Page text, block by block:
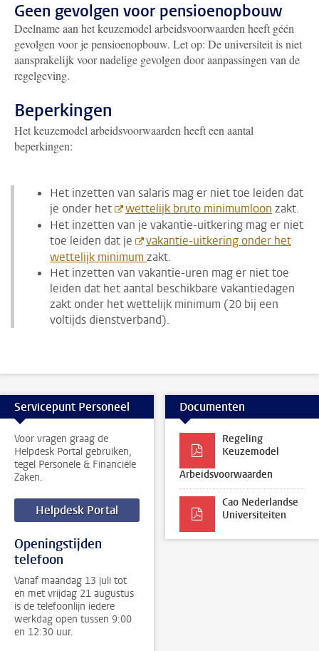
Geen gevolgen voor pensioenopbouw
Deelname aan het keuzemodel arbeidsvoorwaarden heeft géén
gevolgen voor je pensioenopbouw. Let op: De universiteit is niet
aansprakelijk voor nadelige gevolgen door aanpassingen van de
regelgeving.
Beperkingen
Het keuzemodel arbeidsvoorwaarden heeft een aantal
beperkingen:
Het inzetten van salaris mag er niet toe leiden dat
je onder het
wettelijk bruto minimumloon zakt.
Het inzetten van je vakantie-uitkering mag er niet
toe leiden dat je
vakantie-uitkering onder het
wettelijk minimum zakt.
Het inzetten van vakantie-uren mag er niet toe
leiden dat het aantal beschikbare vakantiedagen
zakt onder het wettelijk minimum (20 bij een
voltijds dienstverband).
Servicepunt Personeel
Voor vragen graag de
Helpdesk Portal gebruiken,
tegel Personele & Financiële
Zaken.
Helpdesk Portal
Openingstijden
telefoon
Vanaf maandag 13 juli tot
en met vrijdag 21 augustus
is de telefoonlijn iedere
werkdag open tussen 9:00
en 12:30 uur.
Documenten
Regeling
Keuzemodel
Arbeidsvoorwaarden
Cao Nederlandse
Universiteiten